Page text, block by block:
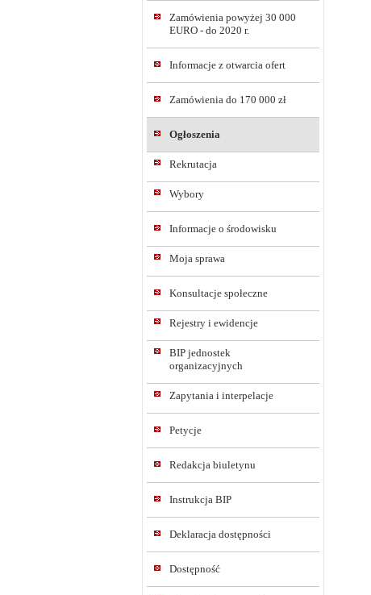
Zamówienia powyżej 30 000
EURO - do 2020 r.
Informacje z otwarcia ofert
Zamówienia do 170 000 zł
Ogłoszenia
Rekrutacja
Wybory
Informacje o środowisku
Moja sprawa
Konsultacje społeczne
Rejestry i ewidencje
BIP jednostek
organizacyjnych
Zapytania i interpelacje
Petycje
Redakcja biuletynu
Instrukcja BIP
Deklaracja dostępności
Dostępność